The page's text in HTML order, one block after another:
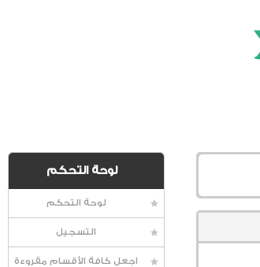
لوحة التحكم
لوحة التحكم
التسجيل
اجعل كافة الأقسام مقروءة